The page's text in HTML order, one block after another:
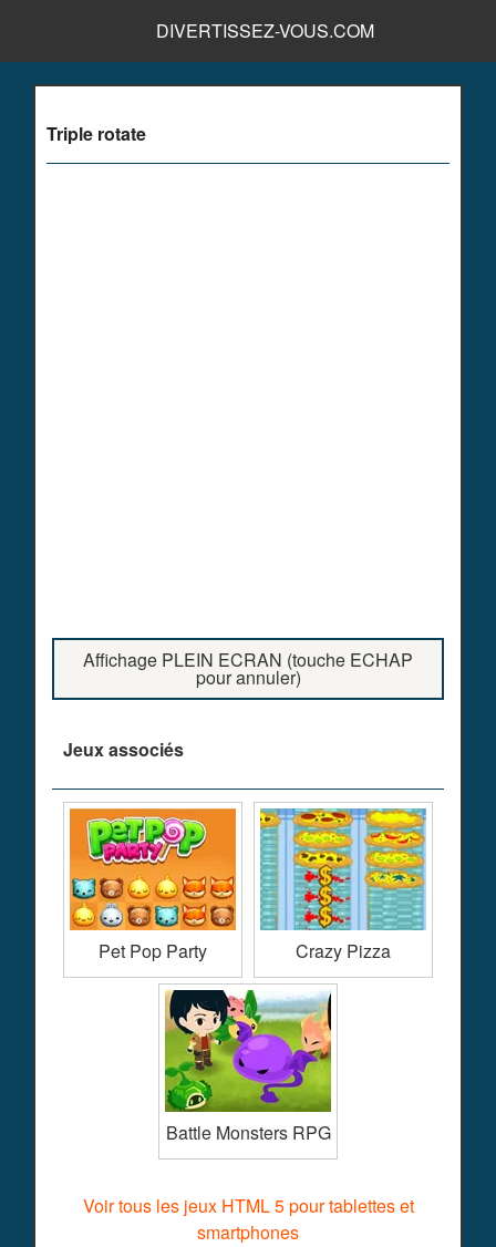
DIVERTISSEZ-VOUS.COM
Triple rotate
Affichage PLEIN ECRAN (touche ECHAP
pour annuler)
Jeux associés
Pet Pop Party Crazy Pizza
Battle Monsters RPG
Voir tous les jeux HTML 5 pour tablettes et
smartphones